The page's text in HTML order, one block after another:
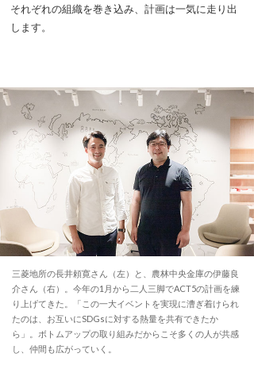
それぞれの組織を巻き込み、計画は一気に走り出
します。
三菱地所の長井頼寛さん（左）と、農林中央金庫の伊藤良
介さん（右）。今年の1月から二人三脚でACT5の計画を練
り上げてきた。「この一大イベントを実現に漕ぎ着けられ
たのは、お互いにSDGsに対する熱量を共有できたか
ら」。ボトムアップの取り組みだからこそ多くの人が共感
し、仲間も広がっていく。